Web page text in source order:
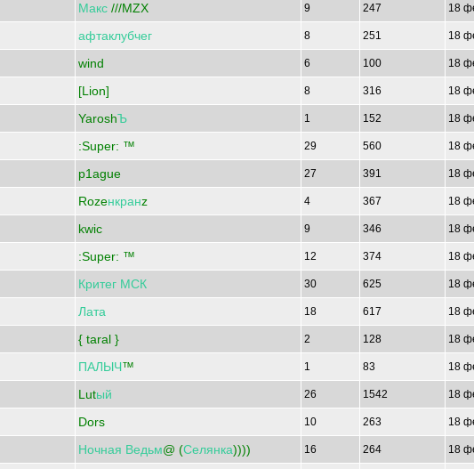
Макс ///MZX 9 247 18
афтаклубчег 8 251 18
wind 6 100 18
[Lion] 8 316 18
YaroshЪ 1 152 18
:Super: ™ 29 560 18
p1ague 27 391 18
Rozeнкранz 4 367 18
kwic 9 346 18
:Super: ™ 12 374 18
Критег МСК 30 625 18
Лата 18 617 18
{ taral } 2 128 18
ПАЛЫЧ™ 1 83 18
Lutый 26 1542 18
Dors 10 263 18
Ночная Ведьм@ (Селянка)))) 16 264 18